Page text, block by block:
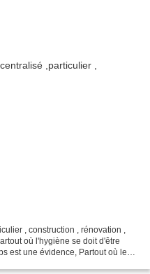
, construction , rénovation ,
où l'hygiène se doit d'être
est une évidence, Partout où le